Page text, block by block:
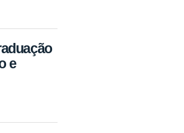
e